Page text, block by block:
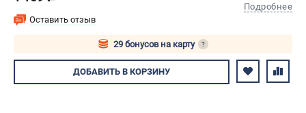
Подробнее
Оставить отзыв
29 бонусов на карту ?
Авторизуйтесь
ДОБАВИТЬ В КОРЗИНУ